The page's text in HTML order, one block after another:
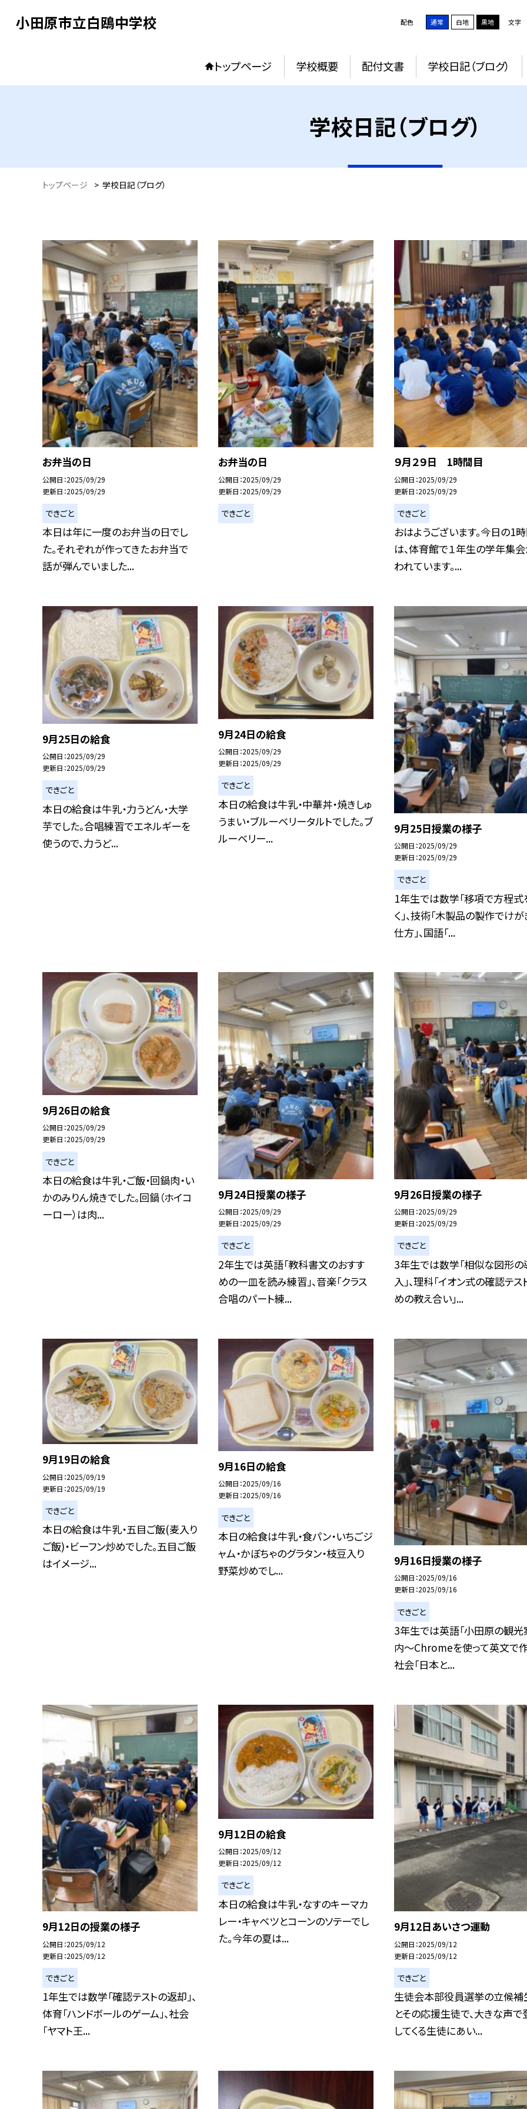
小田原市立白鴎中学校 配色 通常 白地 黒地 文字
トップページ 学校概要 配付文書 学校日記（ブログ）
学校日記（ブログ）
トップページ > 学校日記（ブログ）
お弁当の日
公開日 2025/09/29
更新日 2025/09/29
できごと
本日は年に一度のお弁当の日でし
た。それぞれが作ってきたお弁当で
話が弾んでいました...
お弁当の日
公開日 2025/09/29
更新日 2025/09/29
できごと
９月２９日 1時間目
公開日 2025/09/29
更新日 2025/09/29
できごと
おはようございます。今日の1
は、体育館で１年生の学年集
われています。...
9月25日の給食
公開日 2025/09/29
更新日 2025/09/29
できごと
本日の給食は牛乳・力うどん・大学
芋でした。合唱練習でエネルギーを
使うので、力うど...
9月24日の給食
公開日 2025/09/29
更新日 2025/09/29
できごと
本日の給食は牛乳・中華丼・焼きしゅ
うまい・ブルーベリータルトでした。ブ
ルーベリー...
9月25日授業の様子
公開日 2025/09/29
更新日 2025/09/29
できごと
1年生では数学「移項で方程式
く」、技術「木製品の製作でけ
仕方」、国語「...
9月26日の給食
公開日 2025/09/29
更新日 2025/09/29
できごと
本日の給食は牛乳・ご飯・回鍋肉・い
かのみりん焼きでした。回鍋（ホイコ
ーロー）は肉...
9月24日授業の様子
公開日 2025/09/29
更新日 2025/09/29
できごと
2年生では英語「教科書文のおすす
めの一皿を読み練習」、音楽「クラス
合唱のパート練...
9月26日授業の様子
公開日 2025/09/29
更新日 2025/09/29
できごと
3年生では数学「相似な図形の
入」、理科「イオン式の確認テス
めの教え合い」...
9月19日の給食
公開日 2025/09/19
更新日 2025/09/19
できごと
本日の給食は牛乳・五目ご飯(麦入り
ご飯)・ビーフン炒めでした。五目ご飯
はイメージ...
9月16日の給食
公開日 2025/09/16
更新日 2025/09/16
できごと
本日の給食は牛乳・食パン・いちごジ
ャム・かぼちゃのグラタン・枝豆入り
野菜炒めでし...
9月16日授業の様子
公開日 2025/09/16
更新日 2025/09/16
できごと
3年生では英語「小田原の観光
内〜Chromeを使って英文で作
社会「日本と...
9月12日の授業の様子
公開日 2025/09/12
更新日 2025/09/12
できごと
1年生では数学「確認テストの返却」、
体育「ハンドボールのゲーム」、社会
「ヤマト王...
9月12日の給食
公開日 2025/09/12
更新日 2025/09/12
できごと
本日の給食は牛乳・なすのキーマカ
レー・キャベツとコーンのソテーでし
た。今年の夏は...
9月12日あいさつ運動
公開日 2025/09/12
更新日 2025/09/12
できごと
生徒会本部役員選挙の立候補
とその応援生徒で、大きな声で
してくる生徒にあい...